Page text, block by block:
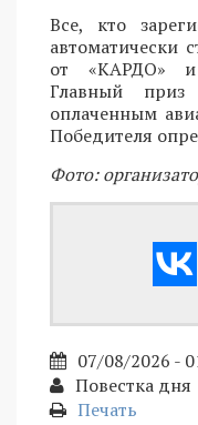
Все, кто
автоматически
от «КАРДО» и
Главный
оплаченным
Победителя
Фото:
07/08/2026 -
Повестка дня
Печать